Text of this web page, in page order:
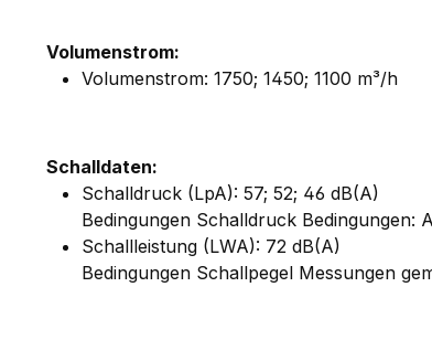
Volumenstrom:
Volumenstrom: 1750; 1450; 1100 m³/h
Schalldaten:
Schalldruck (LpA): 57; 52; 46 dB(A)
Bedingungen Schalldruck Bedingungen:
Schallleistung (LWA): 72 dB(A)
Bedingungen Schallpegel Messungen